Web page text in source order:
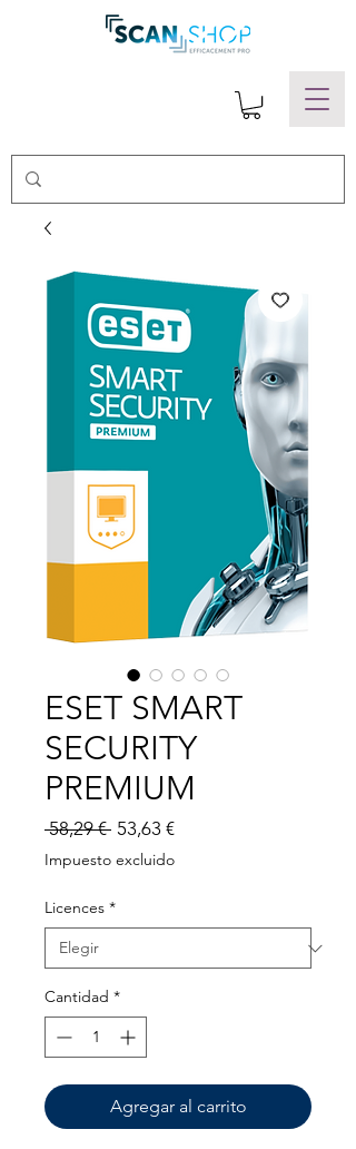
ESET SMART
SECURITY
PREMIUM
58,29 € Precio
53,63 €Precio
Impuesto excluido
Licences *
Cantidad *
Agregar al carrito